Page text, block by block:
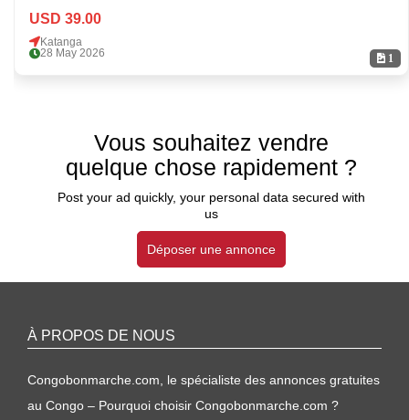
1
USD 39.00
Katanga
28 May 2026
Vous souhaitez vendre
quelque chose rapidement ?
Post your ad quickly, your personal data secured with
us
Déposer une annonce
À PROPOS DE NOUS
Congobonmarche.com, le spécialiste des annonces gratuites
au Congo – Pourquoi choisir Congobonmarche.com ?